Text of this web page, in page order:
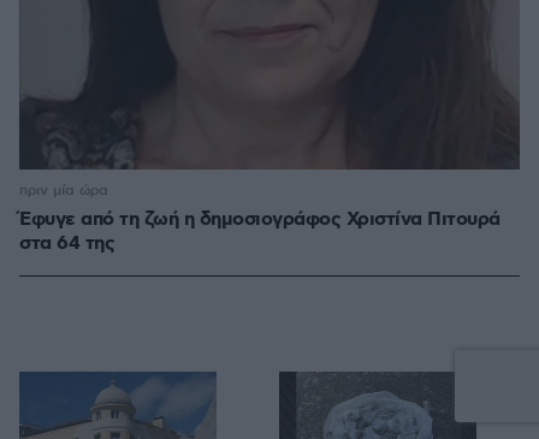
Έφυγε από τη ζωή η δημοσιογράφος Χριστίνα Πιτουρά
στα 64 της
πριν μία ώρα